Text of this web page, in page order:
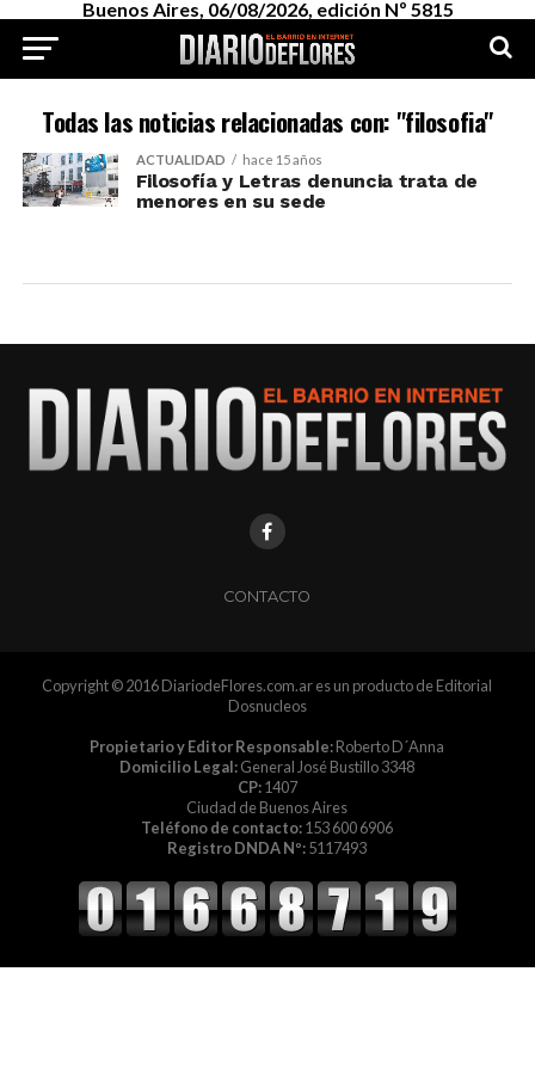
Buenos Aires, 06/08/2026, edición Nº 5815
Todas las noticias relacionadas con: "filosofia"
ACTUALIDAD hace 15 años
Filosofía y Letras denuncia trata de
menores en su sede
CONTACTO
Copyright © 2016 DiariodeFlores.com.ar es un producto de Editorial
Dosnucleos
Propietario y Editor Responsable:Roberto D´Anna
Domicilio Legal:General José Bustillo 3348
CP:1407
Ciudad de Buenos Aires
Teléfono de contacto:153 600 6906
Registro DNDA Nº:5117493